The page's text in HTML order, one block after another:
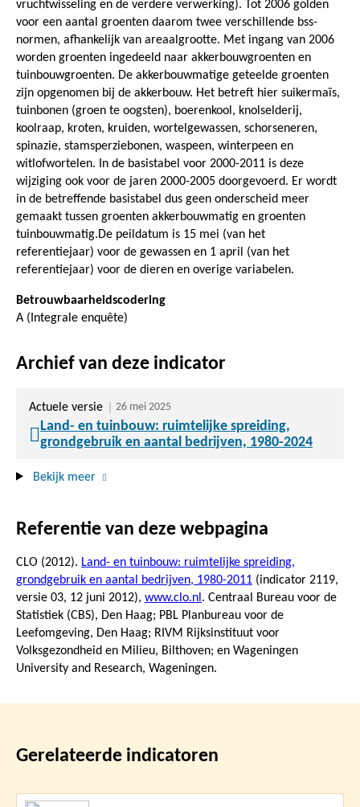
vruchtwisseling en de verdere verwerking). Tot 2006 golden
voor een aantal groenten daarom twee verschillende bss-
normen, afhankelijk van areaalgrootte. Met ingang van 2006
worden groenten ingedeeld naar akkerbouwgroenten en
tuinbouwgroenten. De akkerbouwmatige geteelde groenten
zijn opgenomen bij de akkerbouw. Het betreft hier suikermaïs,
tuinbonen (groen te oogsten), boerenkool, knolselderij,
koolraap, kroten, kruiden, wortelgewassen, schorseneren,
spinazie, stamsperziebonen, waspeen, winterpeen en
witlofwortelen. In de basistabel voor 2000-2011 is deze
wijziging ook voor de jaren 2000-2005 doorgevoerd. Er wordt
in de betreffende basistabel dus geen onderscheid meer
gemaakt tussen groenten akkerbouwmatig en groenten
tuinbouwmatig.De peildatum is 15 mei (van het
referentiejaar) voor de gewassen en 1 april (van het
referentiejaar) voor de dieren en overige variabelen.
Betrouwbaarheidscodering
A (Integrale enquête)
Archief van deze indicator
Actuele versie 26 mei 2025
Land- en tuinbouw: ruimtelijke spreiding,
grondgebruik en aantal bedrijven, 1980-2024
Bekijk meer
Referentie van deze webpagina
CLO (2012). Land- en tuinbouw: ruimtelijke spreiding,
grondgebruik en aantal bedrijven, 1980-2011 (indicator 2119,
versie 03, 12 juni 2012), www.clo.nl . Centraal Bureau voor de
Statistiek (CBS), Den Haag; PBL Planbureau voor de
Leefomgeving, Den Haag; RIVM Rijksinstituut voor
Volksgezondheid en Milieu, Bilthoven; en Wageningen
University and Research, Wageningen.
Gerelateerde indicatoren